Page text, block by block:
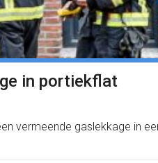
in portiekflat
vermeende gaslekkage in